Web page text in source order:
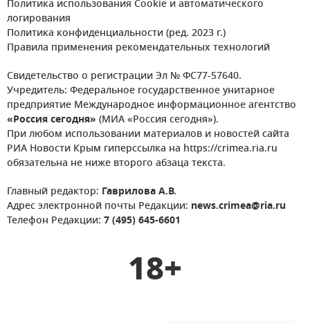
Политика использования Cookie и автоматического
логирования
Политика конфиденциальности (ред. 2023 г.)
Правила применения рекомендательных технологий
Свидетельство о регистрации Эл № ФС77-57640.
Учредитель: Федеральное государственное унитарное
предприятие Международное информационное агентство
«Россия сегодня» (МИА «Россия сегодня»).
При любом использовании материалов и новостей сайта
РИА Новости Крым гиперссылка на https://crimea.ria.ru
обязательна не ниже второго абзаца текста.
Главный редактор: Гаврилова А.В.
Адрес электронной почты Редакции: news.crimea@ria.ru
Телефон Редакции: 7 (495) 645-6601
18+